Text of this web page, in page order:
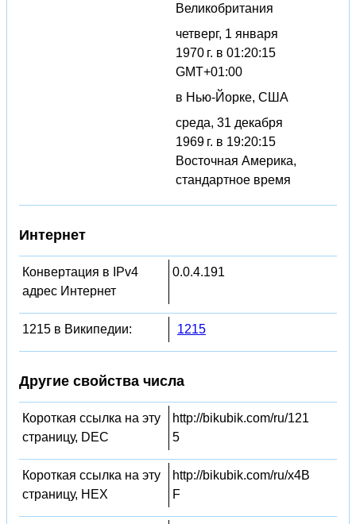
Великобритания
четверг, 1 января
1970 г. в 01:20:15
GMT+01:00
в Нью-Йорке, США
среда, 31 декабря
1969 г. в 19:20:15
Восточная Америка,
стандартное время
Интернет
Конвертация в IPv4
адрес Интернет
0.0.4.191
1215 в Википедии: 1215
Другие свойства числа
Короткая ссылка на эту
страницу, DEC
http://bikubik.com/ru/121
5
Короткая ссылка на эту
страницу, HEX
http://bikubik.com/ru/x4B
F